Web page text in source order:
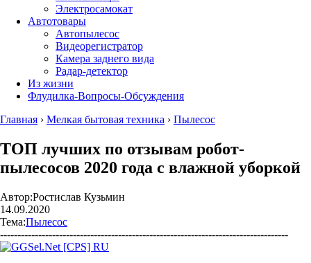
Электросамокат
Автотовары
Автопылесос
Видеорегистратор
Камера заднего вида
Радар-детектор
Из жизни
Флудилка-Вопросы-Обсуждения
Главная › Мелкая бытовая техника › Пылесос
ТОП лучших по отзывам робот-
пылесосов 2020 года с влажной уборкой
Автор:Ростислав Кузьмин
14.09.2020
Тема:Пылесос
-----------------------------------------------------------------------------------